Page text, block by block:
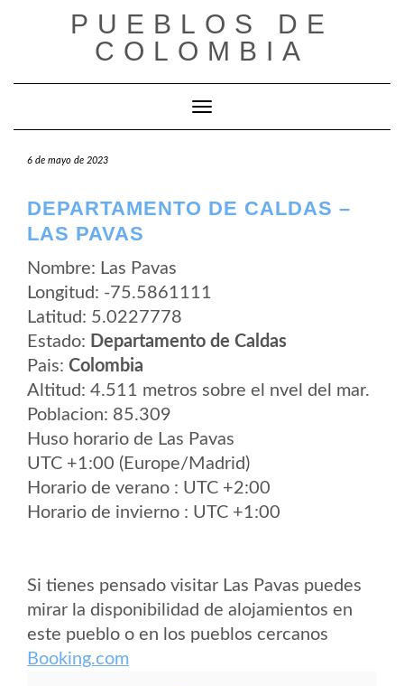
PUEBLOS DE
COLOMBIA
Cambiar modo de navegación
6 de mayo de 2023
DEPARTAMENTO DE CALDAS –
LAS PAVAS
Nombre: Las Pavas
Longitud: -75.5861111
Latitud: 5.0227778
Estado: Departamento de Caldas
Pais: Colombia
Altitud: 4.511 metros sobre el nvel del mar.
Poblacion: 85.309
Huso horario de Las Pavas
UTC +1:00 (Europe/Madrid)
Horario de verano : UTC +2:00
Horario de invierno : UTC +1:00
Si tienes pensado visitar Las Pavas puedes
mirar la disponibilidad de alojamientos en
este pueblo o en los pueblos cercanos
Booking.com